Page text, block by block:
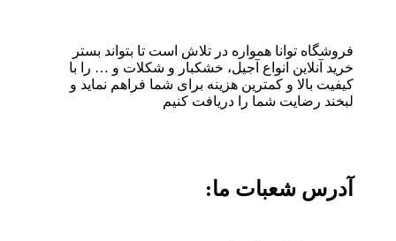
فروشگاه توانا همواره در تلاش است تا بتواند بستر
خرید آنلاین انواع آجیل، خشکبار و شکلات و … را با
کیفیت بالا و کمترین هزینه برای شما فراهم نماید و
لبخند رضایت شما را دریافت کنیم
آدرس شعبات ما: